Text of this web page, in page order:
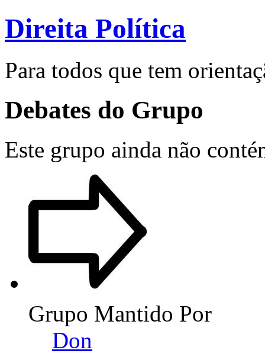
Direita Política
Para todos que tem
Debates do Grupo
Este grupo ainda não
Grupo Mantido Por
Don